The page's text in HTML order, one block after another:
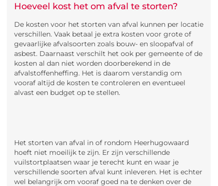
Hoeveel kost het om afval te storten?
De kosten voor het storten van afval kunnen per locatie
verschillen. Vaak betaal je extra kosten voor grote of
gevaarlijke afvalsoorten zoals bouw- en sloopafval of
asbest. Daarnaast verschilt het ook per gemeente of de
kosten al dan niet worden doorberekend in de
afvalstoffenheffing. Het is daarom verstandig om
vooraf altijd de kosten te controleren en eventueel
alvast een budget op te stellen.
Het storten van afval in of rondom Heerhugowaard
hoeft niet moeilijk te zijn. Er zijn verschillende
vuilstortplaatsen waar je terecht kunt en waar je
verschillende soorten afval kunt inleveren. Het is echter
wel belangrijk om vooraf goed na te denken over de